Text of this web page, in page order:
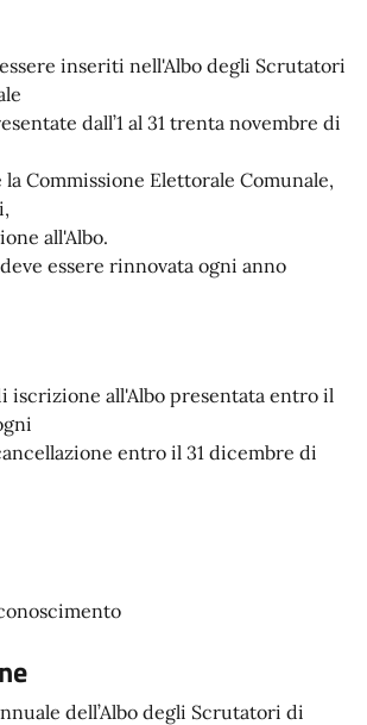
inseriti nell'Albo degli Scrutatori
dall’1 al 31 trenta novembre di
la Commissione Elettorale Comunale,
all'Albo.
essere rinnovata ogni anno
iscrizione all'Albo presentata entro il
entro il 31 dicembre di
dell’Albo degli Scrutatori di